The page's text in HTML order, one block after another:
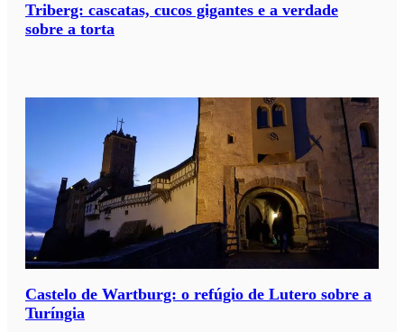
Triberg: cascatas, cucos gigantes e a verdade
sobre a torta
Castelo de Wartburg: o refúgio de Lutero sobre a
Turíngia